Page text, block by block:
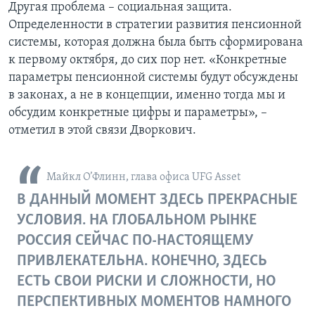
Другая проблема – социальная защита.
Определенности в стратегии развития пенсионной
системы, которая должна была быть сформирована
к первому октября, до сих пор нет. «Конкретные
параметры пенсионной системы будут обсуждены
в законах, а не в концепции, именно тогда мы и
обсудим конкретные цифры и параметры», –
отметил в этой связи Дворкович.
В ДАННЫЙ МОМЕНТ ЗДЕСЬ ПРЕКРАСНЫЕ
УСЛОВИЯ. НА ГЛОБАЛЬНОМ РЫНКЕ
РОССИЯ СЕЙЧАС ПО-НАСТОЯЩЕМУ
ПРИВЛЕКАТЕЛЬНА. КОНЕЧНО, ЗДЕСЬ
ЕСТЬ СВОИ РИСКИ И СЛОЖНОСТИ, НО
ПЕРСПЕКТИВНЫХ МОМЕНТОВ НАМНОГО
Майкл О’Флинн, глава офиса UFG Asset